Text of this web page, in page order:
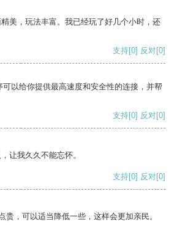
美，玩法丰富。我已经玩了好几个小时，还
支持[0] 反对[0]
以给你提供最高速度和安全性的连接，并帮
支持[0] 反对[0]
让我久久不能忘怀。
支持[0] 反对[0]
贵，可以适当降低一些，这样会更加亲民。